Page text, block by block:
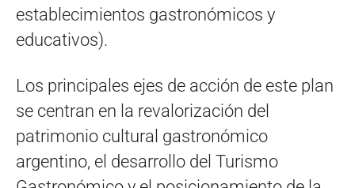
establecimientos gastronómicos y
educativos).
Los principales ejes de acción de este plan
se centran en la revalorización del
patrimonio cultural gastronómico
argentino, el desarrollo del Turismo